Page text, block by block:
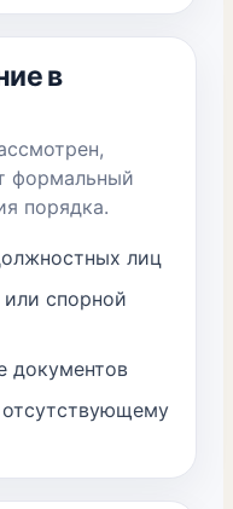
в
формальный
порядка.
лиц
спорной
документов